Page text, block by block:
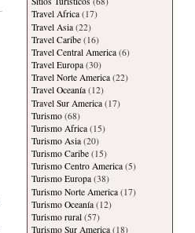
Travel Africa (17)
Travel Asia (22)
Travel Caribe (16)
Travel Central America (6)
Travel Europa (30)
Travel Norte America (22)
Travel Oceanía (12)
Travel Sur America (17)
Turismo (68)
Turismo Africa (15)
Turismo Asia (20)
Turismo Caribe (15)
Turismo Centro America (5)
Turismo Europa (38)
Turismo Norte America (17)
Turismo Oceanía (12)
Turismo rural (57)
Turismo Sur America (18)